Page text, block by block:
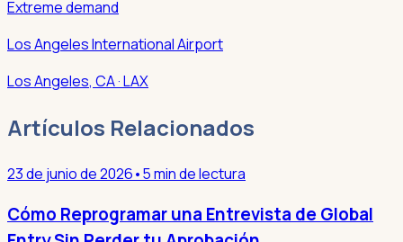
Extreme demand
Los Angeles International Airport
Los Angeles, CA· LAX
Artículos Relacionados
23 de junio de 2026•5 min de lectura
Cómo Reprogramar una Entrevista de Global